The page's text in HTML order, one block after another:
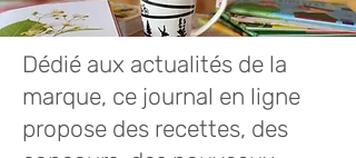
Dédié aux actualités de la
marque, ce journal en ligne
propose des recettes, des